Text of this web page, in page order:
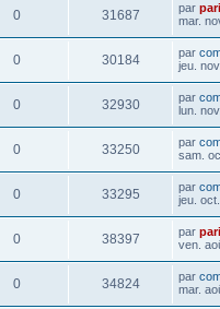
0 31687 par
mar.
0 30184 par
jeu.
0 32930 par
lun.
0 33250 par
sam.
0 33295 par
jeu.
0 38397 par
ven.
0 34824 par
mar.